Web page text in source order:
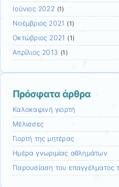
Ιούνιος 2022(1)
Νοέμβριος 2021 (1)
Οκτώβριος 2021 (1)
Απρίλιος 2013 (1)
Πρόσφατα άρθρα
Καλοκαιρινή γιορτή
Μέλισσες
Γιορτή της μητέρας
Ημέρα γνωριμίας αθλημάτων
Παρουσίαση του επαγγέλματος